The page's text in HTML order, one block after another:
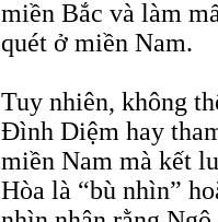
miền Bắc và làm
quét ở miền Nam.
Tuy nhiên, không
Ðình Diệm hay
miền Nam mà kết
Hòa là “bù nhìn”